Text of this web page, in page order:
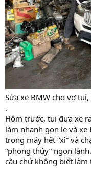
Sửa xe BMW cho vợ
.
Hôm trước, tui đưa xe
làm nhanh gọn lẹ và
trong máy hết “xì” và
“phong thủy” ngon
câu chứ không biết